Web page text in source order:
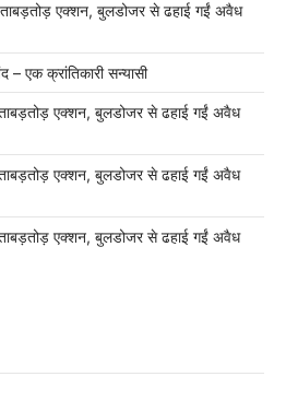
ताबड़तोड़ एक्शन, बुलडोजर से ढहाई गईं अवैध
– एक क्रांतिकारी सन्यासी
ताबड़तोड़ एक्शन, बुलडोजर से ढहाई गईं अवैध
ताबड़तोड़ एक्शन, बुलडोजर से ढहाई गईं अवैध
ताबड़तोड़ एक्शन, बुलडोजर से ढहाई गईं अवैध